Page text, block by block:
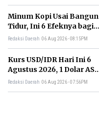
Minum Kopi Usai Bangun
Tidur, Ini 6 Efeknya bagi
Kesehatan Tubuh
Redaksi Daerah 06 Aug 2026 - 08:15PM
Kurs USD/IDR Hari Ini 6
Agustus 2026, 1 Dolar AS
Kini Berapa Rupiah?
Redaksi Daerah 06 Aug 2026 - 07:56PM